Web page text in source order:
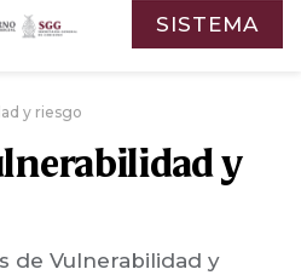
SISTEMA
y riesgo
y
de Vulnerabilidad y